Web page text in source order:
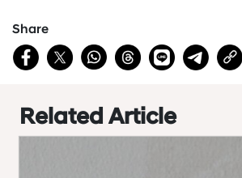
Share
Related Article